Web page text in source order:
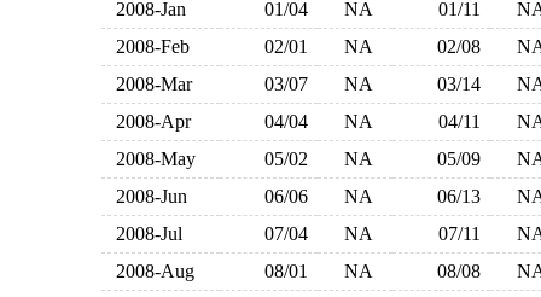
2008-Jan 01/04 NA 01/11
2008-Feb
02/01 NA 02/08
2008-Mar
03/07 NA 03/14
2008-Apr
04/04 NA 04/11
2008-May
05/02 NA 05/09
2008-Jun
06/06 NA 06/13
2008-Jul
07/04 NA 07/11
2008-Aug
08/01 NA 08/08